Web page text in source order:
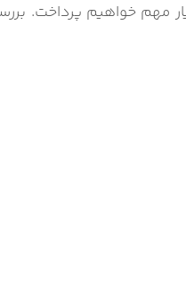
مهم خواهیم پرداخت.